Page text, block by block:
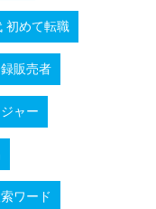
初めて転職
販売者
ャー
ワード